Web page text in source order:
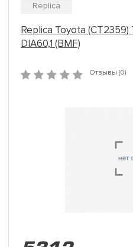
Replica
Replica Toyota (CT2359)
DIA60,1 (BMF)
Отзывы (0)